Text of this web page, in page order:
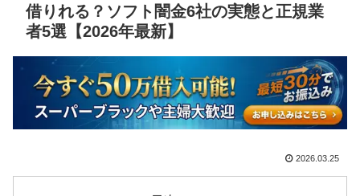
借りれる？ソフト闇金6社の実態と正規業
者5選【2026年最新】
2026.03.25